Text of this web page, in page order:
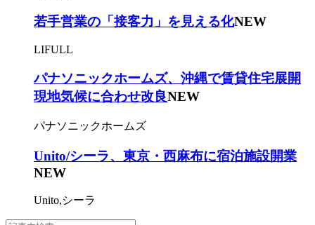
若手営業の「接客力」を見える化NEW
LIFULL
パナソニックホームズ、沖縄で賃貸住宅展開
現地気候に合わせ改良NEW
パナソニックホームズ
Unito/シーラ、東京・西麻布に宿泊施設開業
NEW
Unito,シーラ